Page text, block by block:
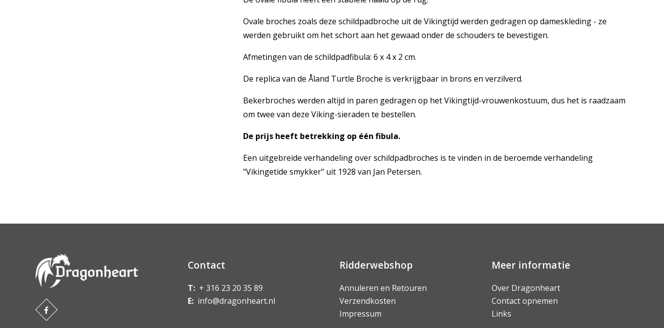
Ovale broches zoals deze schildpadbroche uit de Vikingtijd werden gedragen op dameskleding - ze
werden gebruikt om het schort aan het gewaad onder de schouders te bevestigen.
Afmetingen van de schildpadfibula: 6 x 4 x 2 cm.
De replica van de Åland Turtle Broche is verkrijgbaar in brons en verzilverd.
Bekerbroches werden altijd in paren gedragen op het Vikingtijd-vrouwenkostuum, dus het is raadzaam
om twee van deze Viking-sieraden te bestellen.
De prijs heeft betrekking op één fibula.
Een uitgebreide verhandeling over schildpadbroches is te vinden in de beroemde verhandeling
"Vikingetide smykker" uit 1928 van Jan Petersen.
Contact
T: + 316 23 20 35 89
E: info@dragonheart.nl
Ridderwebshop
Annuleren en Retouren
Verzendkosten
Impressum
Meer informatie
Over Dragonheart
Contact opnemen
Links